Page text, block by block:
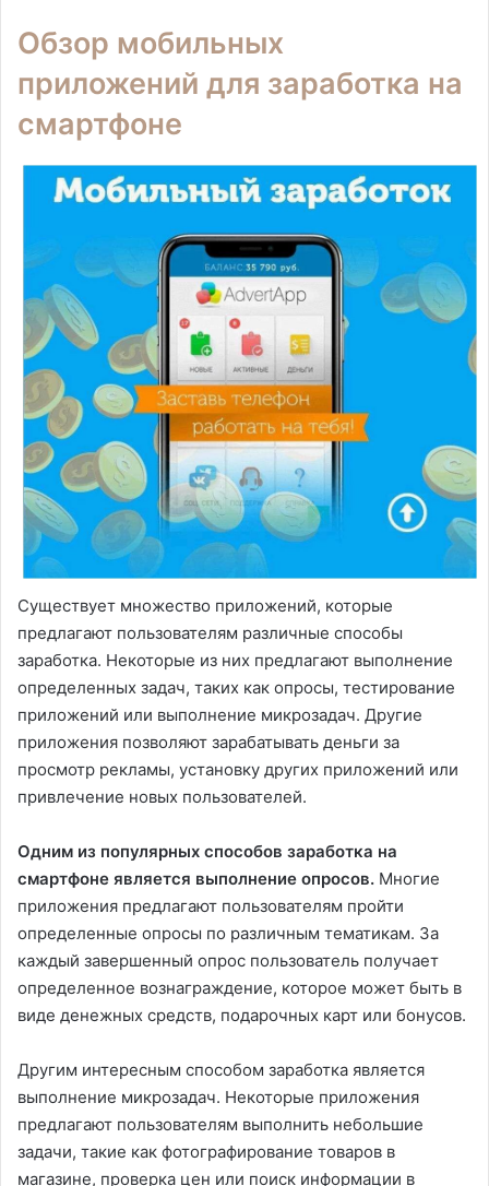
Обзор мобильных
приложений для заработка на
смартфоне
Существует множество приложений, которые
предлагают пользователям различные способы
заработка. Некоторые из них предлагают выполнение
определенных задач, таких как опросы, тестирование
приложений или выполнение микрозадач. Другие
приложения позволяют зарабатывать деньги за
просмотр рекламы, установку других приложений или
привлечение новых пользователей.
Одним из популярных способов заработка на
смартфоне является выполнение опросов. Многие
приложения предлагают пользователям пройти
определенные опросы по различным тематикам. За
каждый завершенный опрос пользователь получает
определенное вознаграждение, которое может быть в
виде денежных средств, подарочных карт или бонусов.
Другим интересным способом заработка является
выполнение микрозадач. Некоторые приложения
предлагают пользователям выполнить небольшие
задачи, такие как фотографирование товаров в
магазине, проверка цен или поиск информации в